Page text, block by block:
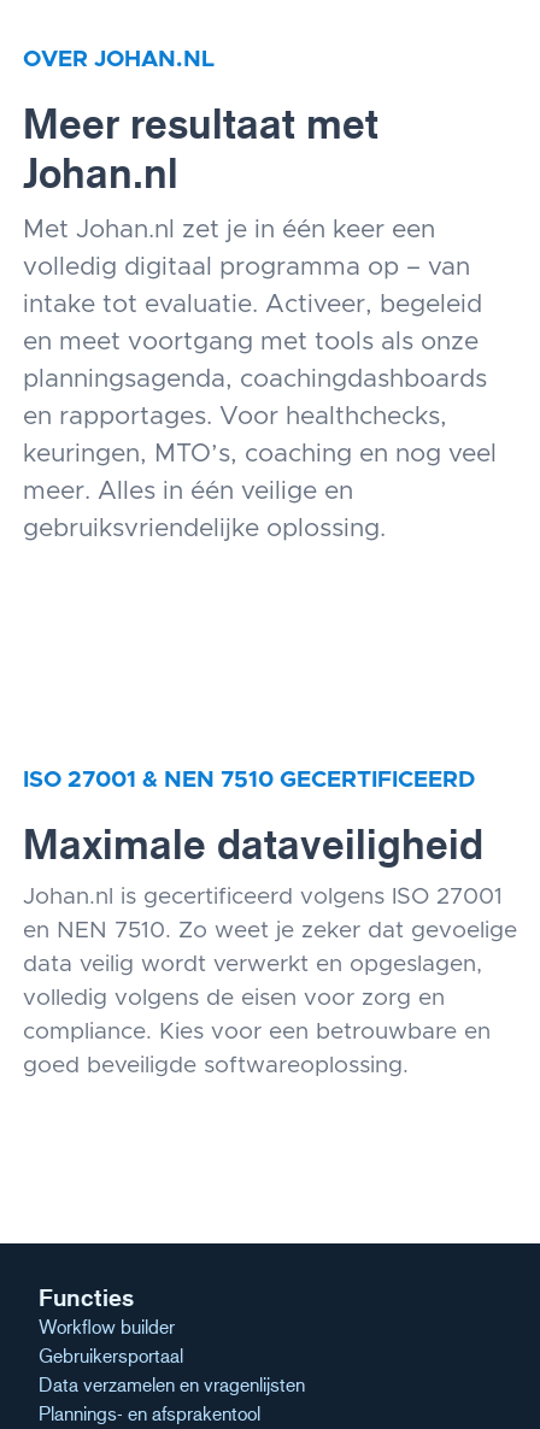
OVER JOHAN.NL
Meer resultaat met
Johan.nl
Met Johan.nl zet je in één keer een
volledig digitaal programma op – van
intake tot evaluatie. Activeer, begeleid
en meet voortgang met tools als onze
planningsagenda, coachingdashboards
en rapportages. Voor healthchecks,
keuringen, MTO’s, coaching en nog veel
meer. Alles in één veilige en
gebruiksvriendelijke oplossing.
ISO 27001 & NEN 7510 GECERTIFICEERD
Maximale dataveiligheid
Johan.nl is gecertificeerd volgens ISO 27001
en NEN 7510. Zo weet je zeker dat gevoelige
data veilig wordt verwerkt en opgeslagen,
volledig volgens de eisen voor zorg en
compliance. Kies voor een betrouwbare en
goed beveiligde softwareoplossing.
Functies
Workflow builder
Gebruikersportaal
Data verzamelen en vragenlijsten
Plannings- en afsprakentool